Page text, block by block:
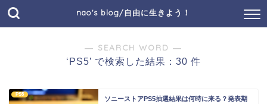
nao's blog/自由に生きよう！
― SEARCH WORD ―
‘PS5’ で検索した結果：30 件
PS5
ソニーストアPS5抽選結果は何時に来る？発表期